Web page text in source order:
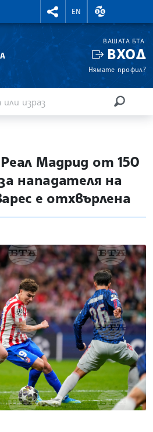
RIGHTMENU.SOCIAL
EN
ВАЛУТНИ
ВАШАТА БТА
ВХОД
Нямате профил?
Мадрид от 150
нападателя на
е отхвърлена